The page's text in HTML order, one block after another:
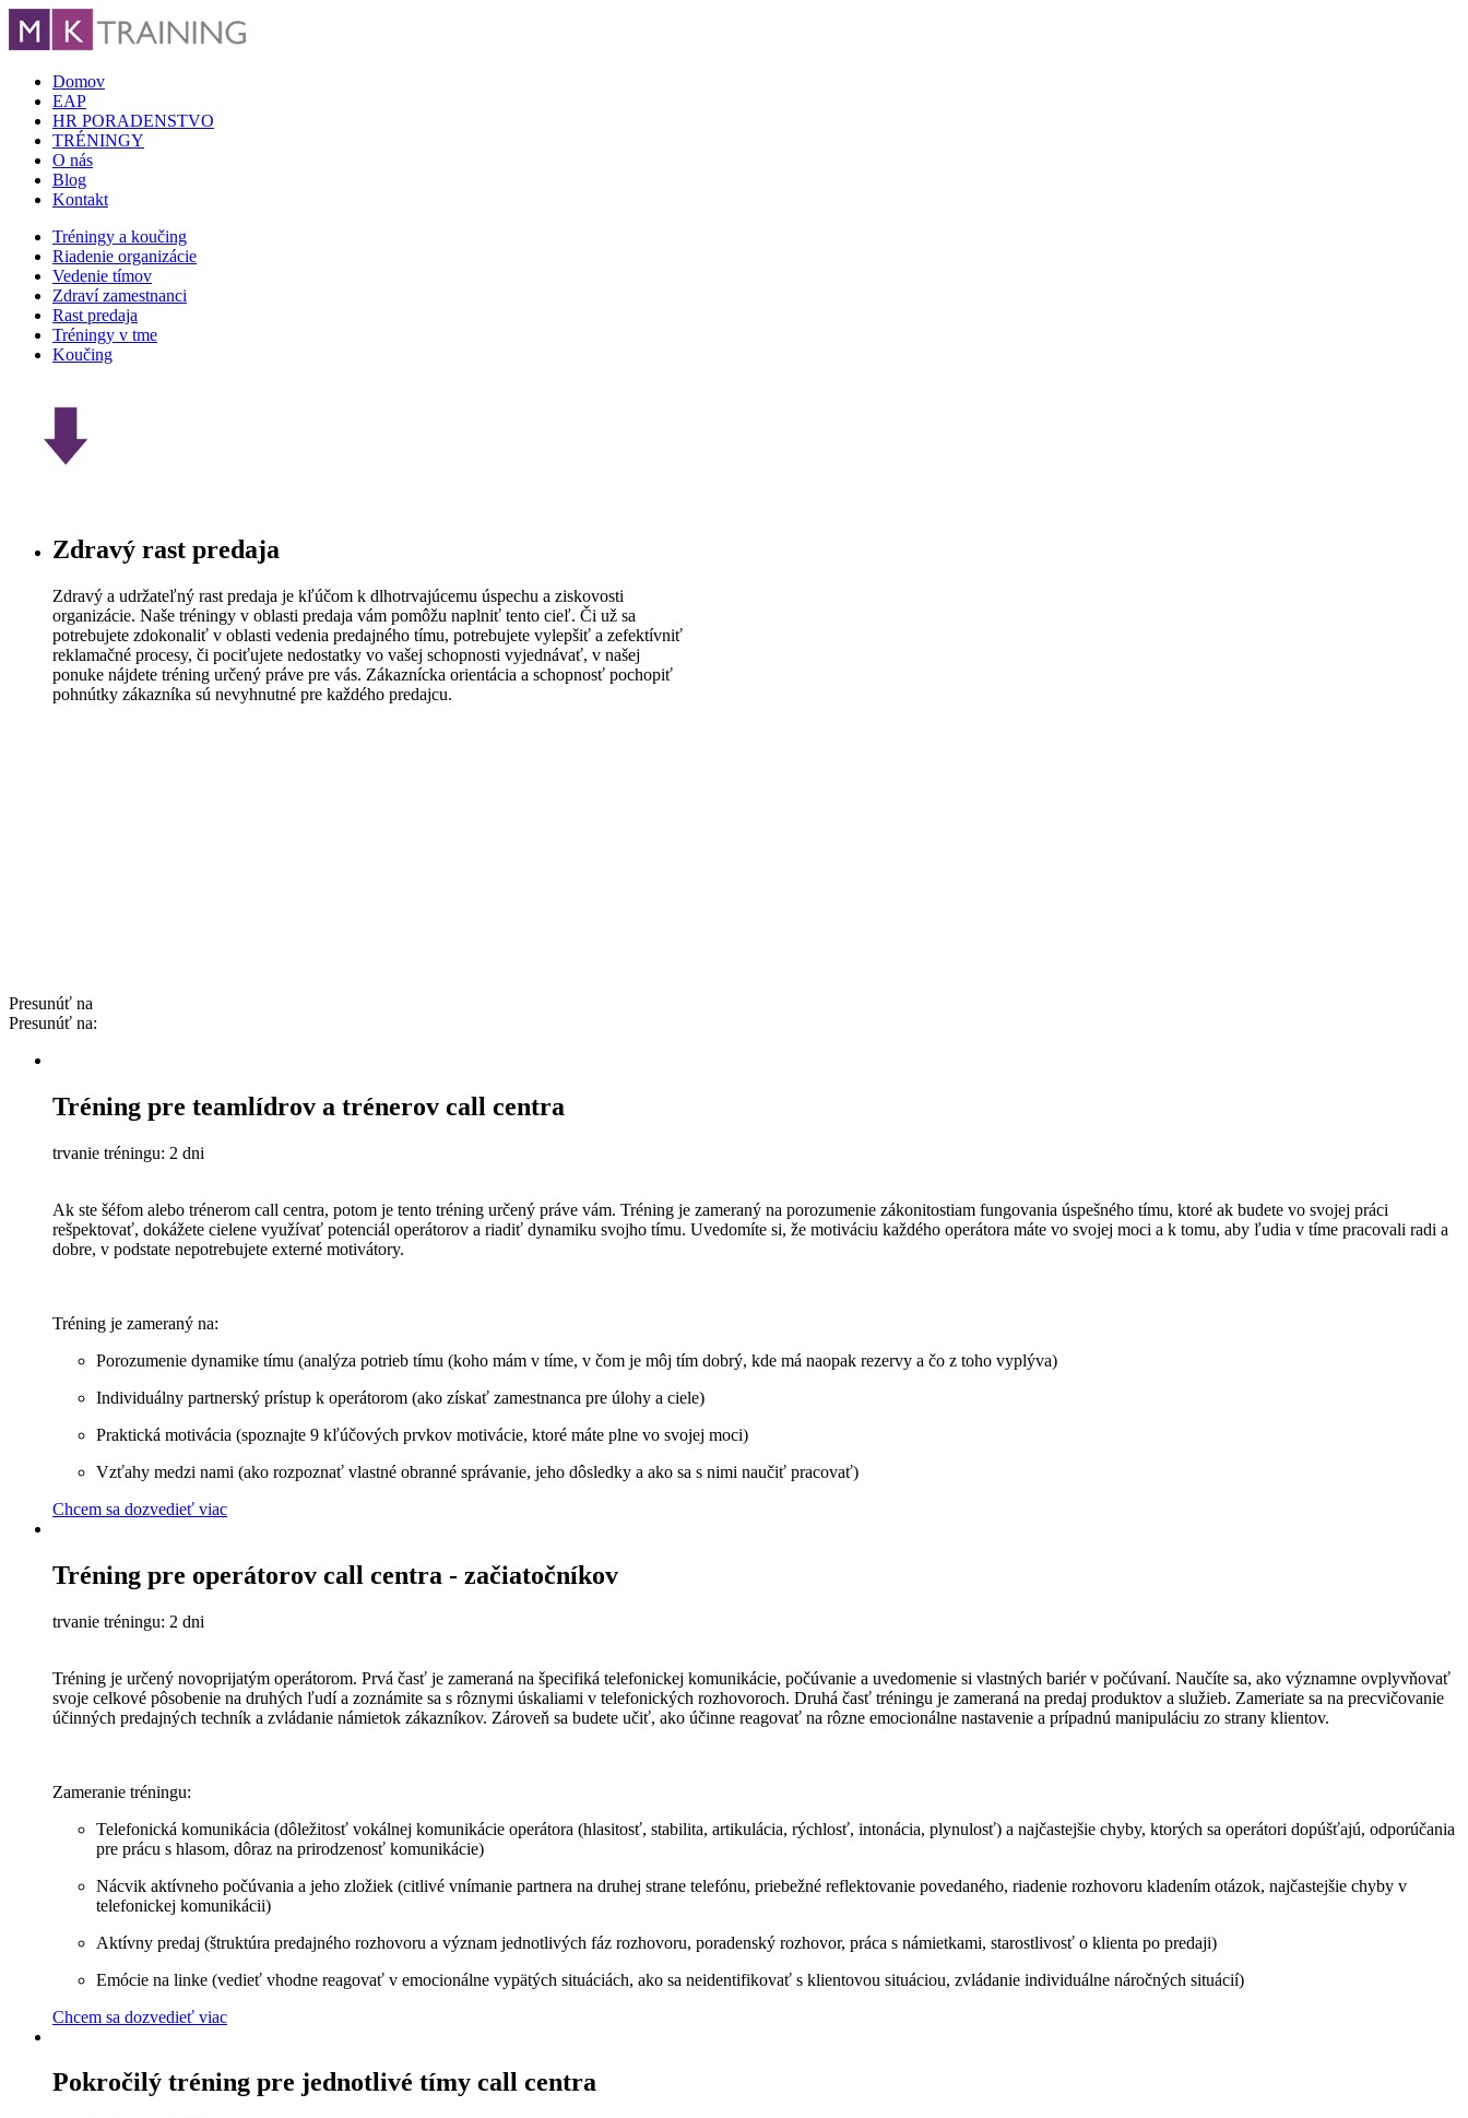
Domov
EAP
HR PORADENSTVO
TRÉNINGY
O nás
Blog
Kontakt
Tréningy a koučing
Riadenie organizácie
Vedenie tímov
Zdraví zamestnanci
Rast predaja
Tréningy v tme
Koučing
Zdravý rast predaja
Zdravý a udržateľný rast predaja je kľúčom k dlhotrvajúcemu úspechu a ziskovosti
organizácie. Naše tréningy v oblasti predaja vám pomôžu naplniť tento cieľ. Či už sa
potrebujete zdokonaliť v oblasti vedenia predajného tímu, potrebujete vylepšiť a zefektívniť
reklamačné procesy, či pociťujete nedostatky vo vašej schopnosti vyjednávať, v našej
ponuke nájdete tréning určený práve pre vás. Zákaznícka orientácia a schopnosť pochopiť
pohnútky zákazníka sú nevyhnutné pre každého predajcu.
Presunúť na
Presunúť na:
Tréning pre teamlídrov a trénerov call centra
trvanie tréningu: 2 dni
Ak ste šéfom alebo trénerom call centra, potom je tento tréning určený práve vám. Tréning je zameraný na porozumenie zákonitostiam fungovania úspešného tímu, ktoré ak budete vo svojej práci
rešpektovať, dokážete cielene využívať potenciál operátorov a riadiť dynamiku svojho tímu. Uvedomíte si, že motiváciu každého operátora máte vo svojej moci a k tomu, aby ľudia v tíme pracovali radi a
dobre, v podstate nepotrebujete externé motivátory.
Tréning je zameraný na:
Porozumenie dynamike tímu (analýza potrieb tímu (koho mám v tíme, v čom je môj tím dobrý, kde má naopak rezervy a čo z toho vyplýva)
Individuálny partnerský prístup k operátorom (ako získať zamestnanca pre úlohy a ciele)
Praktická motivácia (spoznajte 9 kľúčových prvkov motivácie, ktoré máte plne vo svojej moci)
Vzťahy medzi nami (ako rozpoznať vlastné obranné správanie, jeho dôsledky a ako sa s nimi naučiť pracovať)
Chcem sa dozvedieť viac
Tréning pre operátorov call centra - začiatočníkov
trvanie tréningu: 2 dni
Tréning je určený novoprijatým operátorom. Prvá časť je zameraná na špecifiká telefonickej komunikácie, počúvanie a uvedomenie si vlastných bariér v počúvaní. Naučíte sa, ako významne ovplyvňovať
svoje celkové pôsobenie na druhých ľudí a zoznámite sa s rôznymi úskaliami v telefonických rozhovoroch. Druhá časť tréningu je zameraná na predaj produktov a služieb. Zameriate sa na precvičovanie
účinných predajných techník a zvládanie námietok zákazníkov. Zároveň sa budete učiť, ako účinne reagovať na rôzne emocionálne nastavenie a prípadnú manipuláciu zo strany klientov.
Zameranie tréningu:
Telefonická komunikácia (dôležitosť vokálnej komunikácie operátora (hlasitosť, stabilita, artikulácia, rýchlosť, intonácia, plynulosť) a najčastejšie chyby, ktorých sa operátori dopúšťajú, odporúčania
pre prácu s hlasom, dôraz na prirodzenosť komunikácie)
Nácvik aktívneho počúvania a jeho zložiek (citlivé vnímanie partnera na druhej strane telefónu, priebežné reflektovanie povedaného, riadenie rozhovoru kladením otázok, najčastejšie chyby v
telefonickej komunikácii)
Aktívny predaj (štruktúra predajného rozhovoru a význam jednotlivých fáz rozhovoru, poradenský rozhovor, práca s námietkami, starostlivosť o klienta po predaji)
Emócie na linke (vedieť vhodne reagovať v emocionálne vypätých situáciách, ako sa neidentifikovať s klientovou situáciou, zvládanie individuálne náročných situácií)
Chcem sa dozvedieť viac
Pokročilý tréning pre jednotlivé tímy call centra